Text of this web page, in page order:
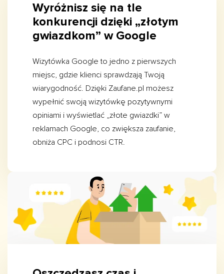
Wyróżnisz się na tle
konkurencji dzięki „złotym
gwiazdkom” w Google
Wizytówka Google to jedno z pierwszych
miejsc, gdzie klienci sprawdzają Twoją
wiarygodność. Dzięki Zaufane.pl możesz
wypełnić swoją wizytówkę pozytywnymi
opiniami i wyświetlać „złote gwiazdki” w
reklamach Google, co zwiększa zaufanie,
obniża CPC i podnosi CTR.